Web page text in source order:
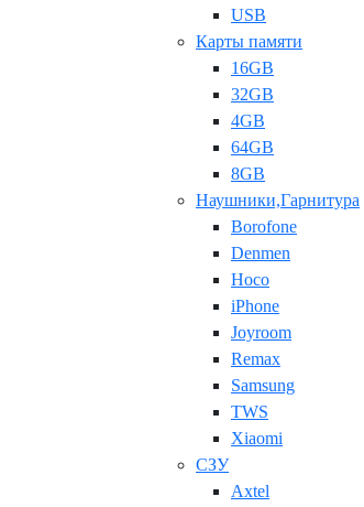
USB
Карты памяти
16GB
32GB
4GB
64GB
8GB
Наушники,Гарнитура
Borofone
Denmen
Hoco
iPhone
Joyroom
Remax
Samsung
TWS
Xiaomi
СЗУ
Axtel